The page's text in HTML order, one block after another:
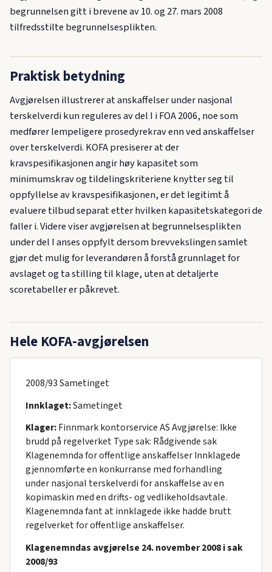
begrunnelsen gitt i brevene av 10. og 27. mars 2008
tilfredsstilte begrunnelsesplikten.
Praktisk betydning
Avgjørelsen illustrerer at anskaffelser under nasjonal
terskelverdi kun reguleres av del I i FOA 2006, noe som
medfører lempeligere prosedyrekrav enn ved anskaffelser
over terskelverdi. KOFA presiserer at der
kravspesifikasjonen angir høy kapasitet som
minimumskrav og tildelingskriteriene knytter seg til
oppfyllelse av kravspesifikasjonen, er det legitimt å
evaluere tilbud separat etter hvilken kapasitetskategori de
faller i. Videre viser avgjørelsen at begrunnelsesplikten
under del I anses oppfylt dersom brevvekslingen samlet
gjør det mulig for leverandøren å forstå grunnlaget for
avslaget og ta stilling til klage, uten at detaljerte
scoretabeller er påkrevet.
Hele KOFA-avgjørelsen
2008/93 Sametinget
Innklaget:Sametinget
Klager:Finnmark kontorservice AS Avgjørelse: Ikke
brudd på regelverket Type sak: Rådgivende sak
Klagenemnda for offentlige anskaffelser Innklagede
gjennomførte en konkurranse med forhandling
under nasjonal terskelverdi for anskaffelse av en
kopimaskin med en drifts- og vedlikeholdsavtale.
Klagenemnda fant at innklagede ikke hadde brutt
regelverket for offentlige anskaffelser.
Klagenemndas avgjørelse 24. november 2008 i sak
2008/93